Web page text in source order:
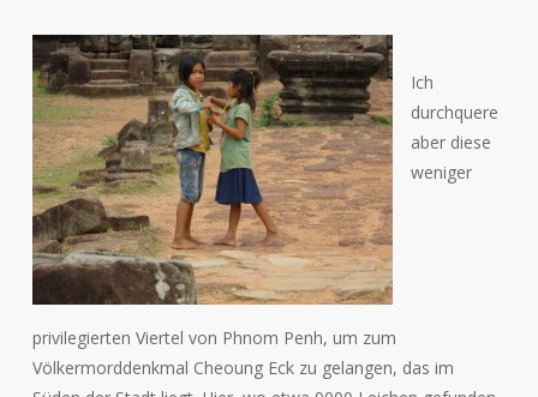
Ich
durchquere
aber diese
weniger
privilegierten Viertel von Phnom Penh, um zum
Völkermorddenkmal Cheoung Eck zu gelangen, das im